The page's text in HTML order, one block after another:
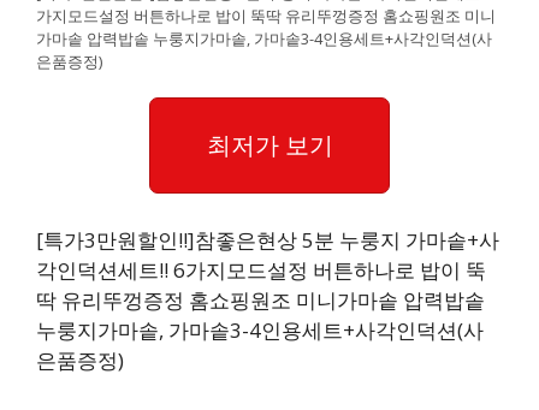
가지모드설정 버튼하나로 밥이 뚝딱 유리뚜껑증정 홈쇼핑원조 미니
가마솥 압력밥솥 누룽지가마솥, 가마솥3-4인용세트+사각인덕션(사
은품증정)
최저가 보기
[특가3만원할인!!]참좋은현상 5분 누룽지 가마솥+사
각인덕션세트!! 6가지모드설정 버튼하나로 밥이 뚝
딱 유리뚜껑증정 홈쇼핑원조 미니가마솥 압력밥솥
누룽지가마솥, 가마솥3-4인용세트+사각인덕션(사
은품증정)